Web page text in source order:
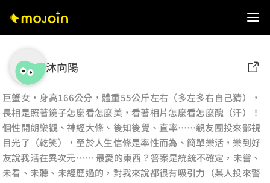
沐向陽
巨蟹女，身高166公分，體重55公斤左右（多左多右自己猜），
長相是照著鏡子怎麼看怎麼美，看著相片怎麼看怎麼醜（汗）！
個性開朗樂觀、神經大條、後知後覺、直率……親友團投來鄙視
目光了（乾笑），至於人生信條是率性而為、簡單樂活，樂到好
友說我活在異次元…… 最愛的東西？答案是統統不確定，未嘗、
未看、未聽、未經歷過的，對我來說都很有吸引力（某人投來警